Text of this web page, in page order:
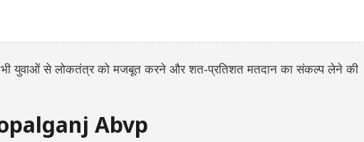
युवाओं से लोकतंत्र को मजबूत करने और शत-प्रतिशत मतदान का संकल्प लेने की
Abvp